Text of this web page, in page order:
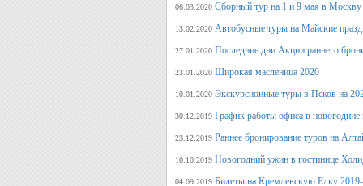
06.03.2020 Сборный тур на 1 и 9 мая в Москву
13.02.2020 Автобусные туры на Майские
27.01.2020 Последние дни Акции раннего
23.01.2020 Широкая масленица 2020
10.01.2020 Экскурсионные туры в Псков на
30.12.2019 График работы офиса в новогодние
23.12.2019 Раннее бронирование туров на
10.10.2019 Новогодний ужин в гостинице
04.09.2019 Билеты на Кремлевскую Елку